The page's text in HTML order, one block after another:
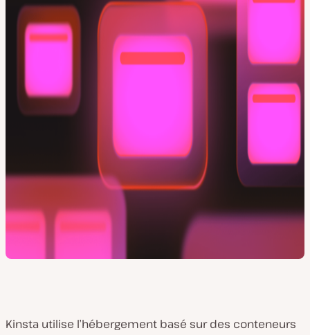
Kinsta utilise l’hébergement basé sur des conteneurs